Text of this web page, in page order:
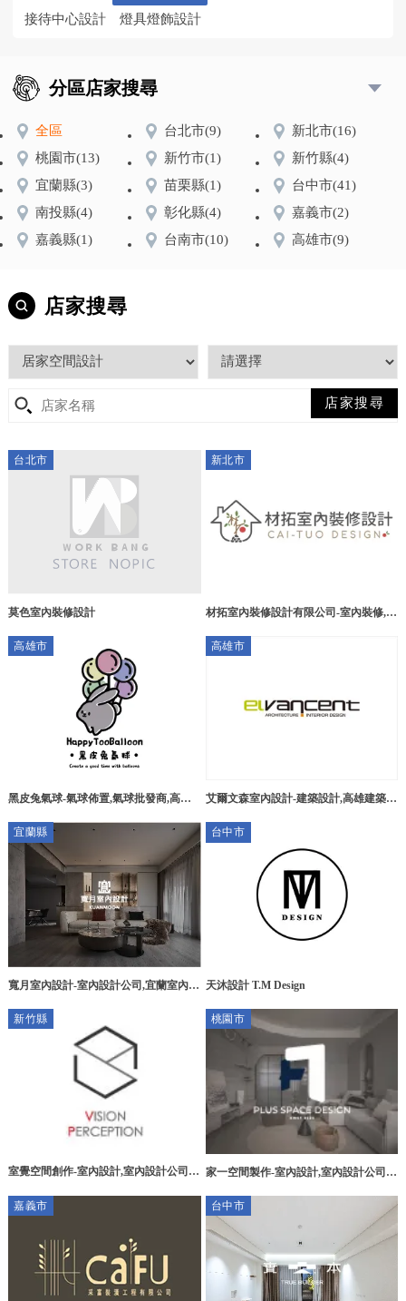
接待中心設計
燈具燈飾設計
分區店家搜尋
全區 台北市(9) 新北市(16)
桃園市(13) 新竹市(1) 新竹縣(4)
宜蘭縣(3) 苗栗縣(1) 台中市(41)
南投縣(4) 彰化縣(4) 嘉義市(2)
嘉義縣(1) 台南市(10) 高雄市(9)
店家搜尋
台北市
莫色室內裝修設計
新北市
材拓室內裝修設計有限公司-室內裝修,台
高雄市
黑皮兔氣球-氣球佈置,氣球批發商,高雄
置,三民區氣球批發商
高雄市
艾爾文森室內設計-建築設計,高雄建築設
宜蘭縣
寬月室內設計-室內設計公司,宜蘭室內設
公司,礁溪室內設計公司
台中市
天沐設計 T.M Design
新竹縣
室覺空間創作-室內設計,室內設計公司,
桃園市
家一空間製作-室內設計,室內設計公司,
嘉義市
台中市